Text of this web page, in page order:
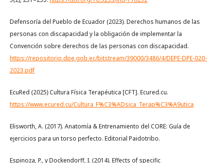
Defensoría del Pueblo de Ecuador (2023). Derechos humanos de las
personas con discapacidad y la obligación de implementar la
Convención sobre derechos de las personas con discapacidad.
https://repositorio.dpe.gob.ec/bitstream/39000/3486/4/DEPE-DPE-020-
2023.pdf
EcuRed (2025) Cultura Física Terapéutica [CFT]. Ecured.cu.
https://www.ecured.cu/Cultura_F%C3%ADsica_Terap%C3%A9utica
Elisworth, A. (2017). Anatomía & Entrenamiento del CORE: Guía de
ejercicios para un torso perfecto. Editorial Paidotribo.
Espinoza, P., y Dockendorff, I. (2014). Effects of specific